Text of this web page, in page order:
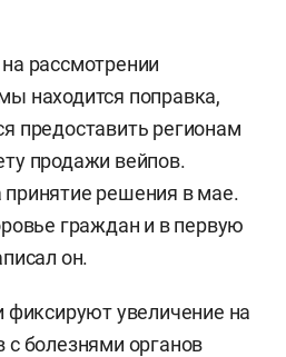
рассмотрении
находится поправка,
предоставить регионам
продажи вейпов.
решения в мае.
граждан и в первую
он.
фиксируют увеличение на
с болезнями органов